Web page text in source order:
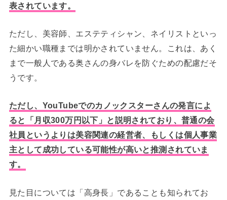
表されています。
ただし、美容師、エステティシャン、ネイリストといっ
た細かい職種までは明かされていません。これは、あく
まで一般人である奥さんの身バレを防ぐための配慮だそ
うです。
ただし、YouTubeでのカノックスターさんの発言によ
ると「月収300万円以下」と説明されており、普通の会
社員というよりは美容関連の経営者、もしくは個人事業
主として成功している可能性が高いと推測されていま
す。
見た目については「高身長」であることも知られてお